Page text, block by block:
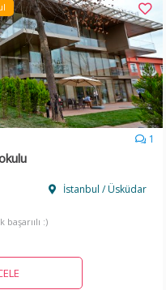
1
İstanbul / Üsküdar
:)